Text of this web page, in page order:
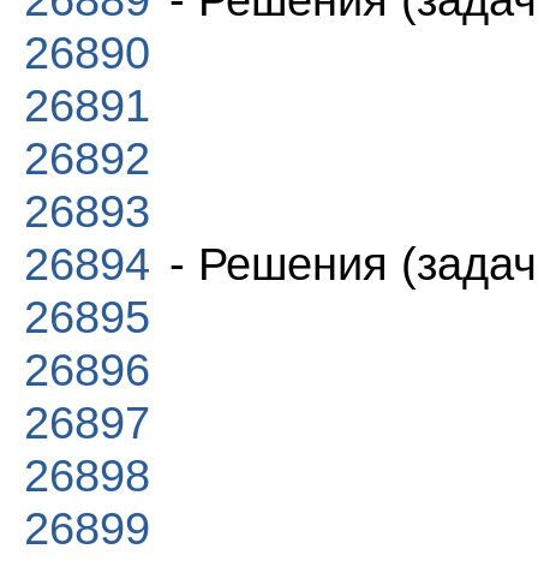
26890
26891
26892
26893
26894 - Решения
26895
26896
26897
26898
26899